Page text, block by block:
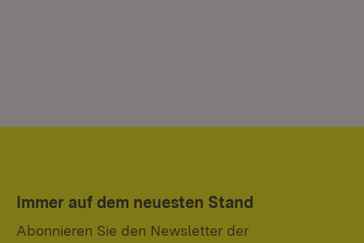
Immer auf dem neuesten Stand
Abonnieren Sie den Newsletter der